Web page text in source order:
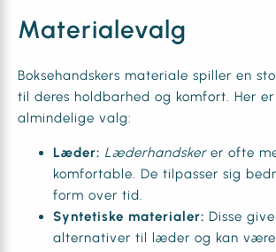
Materialevalg
Boksehandskers materiale spiller en
til deres holdbarhed og komfort. Her
almindelige valg:
Læder: Læderhandskerer ofte
komfortable. De tilpasser sig
form over tid.
Syntetiske materialer: Disse
alternativer til læder og kan være